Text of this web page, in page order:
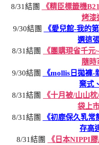
8/31結團
《精臣標籤機
烤漆
9/30結團
《愛兒館-我的
選這
8/31結團
《團購現省千
隨時
9/30結團
《mollis日拋褲
棄式
8/31結團
《十月被/山山
袋上
8/31結團
《初鹿保久乳
存高
8/31結團
《日本NIPPI